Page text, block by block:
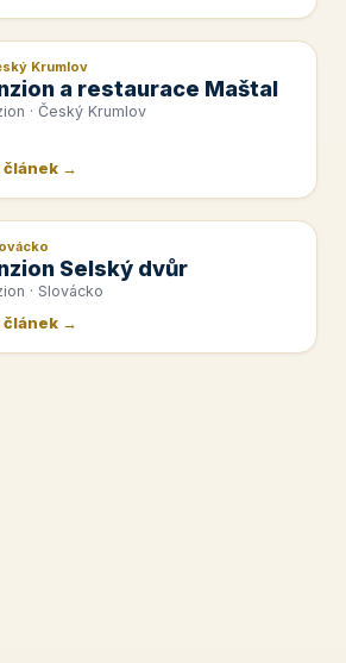
článekKrumlov
a restaurace Maštal
· Český Krumlov
článek →
článek
Selský dvůr
· Slovácko
článek →